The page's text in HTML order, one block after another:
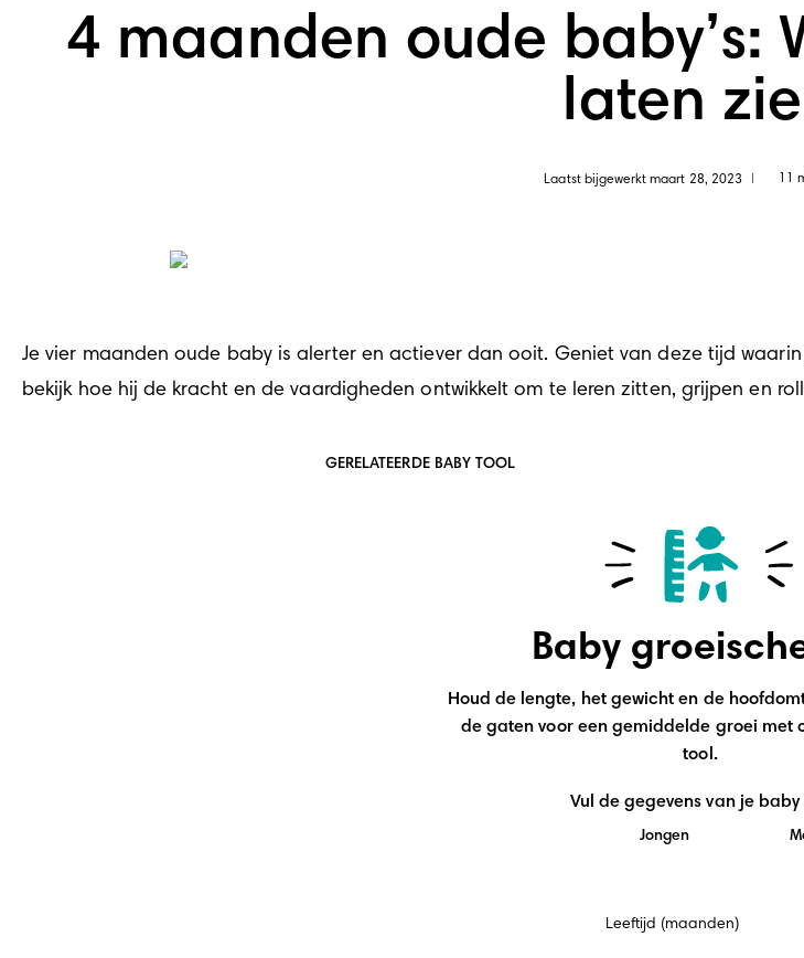
4 maanden oude baby’s:
laten
Laatst bijgewerkt maart 28, 2023 11
Je vier maanden oude baby is alerter en actiever dan ooit. Geniet van deze tijd
bekijk hoe hij de kracht en de vaardigheden ontwikkelt om te leren zitten, grijpen en
GERELATEERDE BABY TOOL
Baby
Houd de lengte, het gewicht en de
de gaten voor een gemiddelde groei met
tool.
Vul de gegevens van je baby
Jongen
veldLeeftijd (maanden)